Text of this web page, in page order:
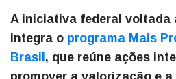
A iniciativa federal voltada
integra o programa Mais
Brasil , que reúne ações